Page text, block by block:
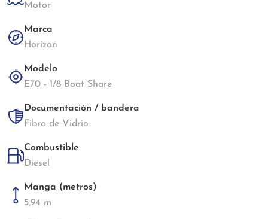
Motor
Marca
Horizon
Modelo
E70 - 1/8 Boat Share
Documentación / bandera
Fibra de Vidrio
Combustible
Diesel
Manga (metros)
5,94 m